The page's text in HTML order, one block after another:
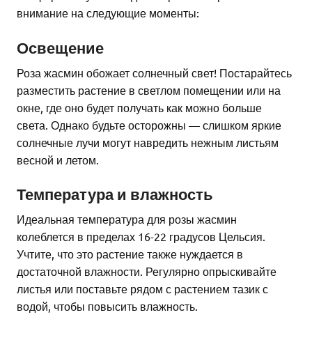
внимание на следующие моменты:
Освещение
Роза жасмин обожает солнечный свет! Постарайтесь
разместить растение в светлом помещении или на
окне, где оно будет получать как можно больше
света. Однако будьте осторожны — слишком яркие
солнечные лучи могут навредить нежным листьям
весной и летом.
Температура и влажность
Идеальная температура для розы жасмин
колеблется в пределах 16-22 градусов Цельсия.
Учтите, что это растение также нуждается в
достаточной влажности. Регулярно опрыскивайте
листья или поставьте рядом с растением тазик с
водой, чтобы повысить влажность.